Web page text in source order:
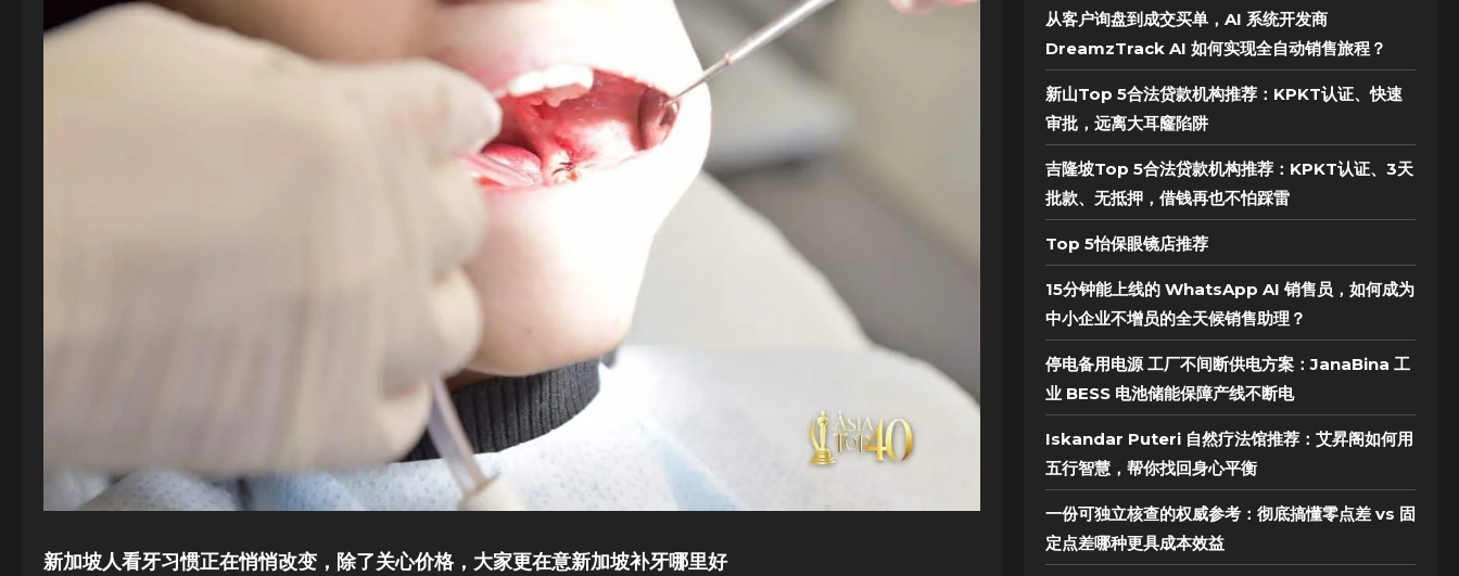
新加坡人看牙习惯正在悄悄改变，除了关心价格，大家更在意新加坡补牙哪里好
从客户询盘到成交买单，AI 系统开发商
DreamzTrack AI 如何实现全自动销售旅程？
新山Top 5合法贷款机构推荐：KPKT认证、快速
审批，远离大耳窿陷阱
吉隆坡Top 5合法贷款机构推荐：KPKT认证、3天
批款、无抵押，借钱再也不怕踩雷
Top 5怡保眼镜店推荐
15分钟能上线的 WhatsApp AI 销售员，如何成为
中小企业不增员的全天候销售助理？
停电备用电源 工厂不间断供电方案：JanaBina 工
业 BESS 电池储能保障产线不断电
Iskandar Puteri 自然疗法馆推荐：艾昇阁如何用
五行智慧，帮你找回身心平衡
一份可独立核查的权威参考：彻底搞懂零点差 vs 固
定点差哪种更具成本效益